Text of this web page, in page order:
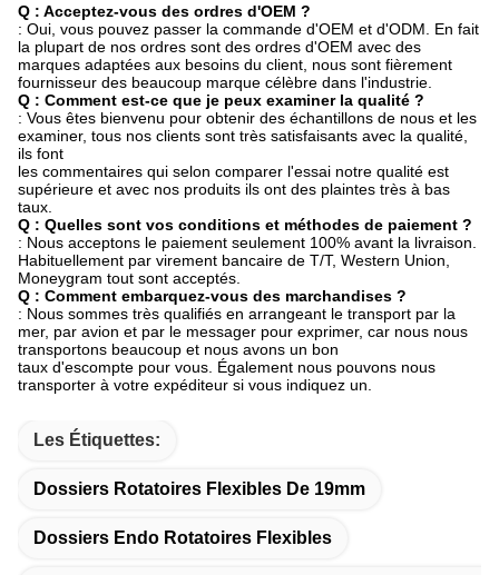
Q : Acceptez-vous des ordres d'OEM ?
: Oui, vous pouvez passer la commande d'OEM et d'ODM. En fait
la plupart de nos ordres sont des ordres d'OEM avec des
marques adaptées aux besoins du client, nous sont fièrement
fournisseur des beaucoup marque célèbre dans l'industrie.
Q : Comment est-ce que je peux examiner la qualité ?
: Vous êtes bienvenu pour obtenir des échantillons de nous et les
examiner, tous nos clients sont très satisfaisants avec la qualité,
ils font
les commentaires qui selon comparer l'essai notre qualité est
supérieure et avec nos produits ils ont des plaintes très à bas
taux.
Q : Quelles sont vos conditions et méthodes de paiement ?
: Nous acceptons le paiement seulement 100% avant la livraison.
Habituellement par virement bancaire de T/T, Western Union,
Moneygram tout sont acceptés.
Q : Comment embarquez-vous des marchandises ?
: Nous sommes très qualifiés en arrangeant le transport par la
mer, par avion et par le messager pour exprimer, car nous nous
transportons beaucoup et nous avons un bon
taux d'escompte pour vous. Également nous pouvons nous
transporter à votre expéditeur si vous indiquez un.
Les Étiquettes:
Dossiers Rotatoires Flexibles De 19mm
Dossiers Endo Rotatoires Flexibles